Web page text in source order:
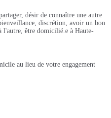
désir de connaître une autre
discrétion, avoir un bon
l'autre, être domicilié.e à Haute-
au lieu de votre engagement